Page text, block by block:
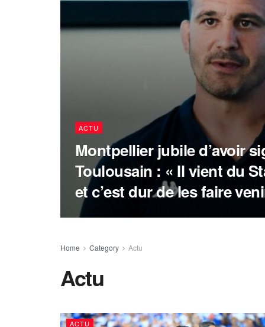
ACTU
Montpellier jubile d’avoir
Toulousain : « Il vient du
et c’est dur de les faire
Home Category Actu
Actu
ACTU